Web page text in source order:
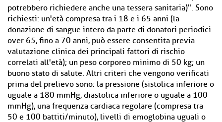
potrebbero richiedere anche una tessera sanitaria)". Sono
richiesti: un'età compresa tra i 18 e i 65 anni (la
donazione di sangue intero da parte di donatori periodici
over 65, fino a 70 anni, può essere consentita previa
valutazione clinica dei principali fattori di rischio
correlati all'età); un peso corporeo minimo di 50 kg; un
buono stato di salute. Altri criteri che vengono verificati
prima del prelievo sono: la pressione (sistolica inferiore o
uguale a 180 mmHg, diastolica inferiore o uguale a 100
mmHg), una frequenza cardiaca regolare (compresa tra
50 e 100 battiti/minuto), livelli di emoglobina uguali o